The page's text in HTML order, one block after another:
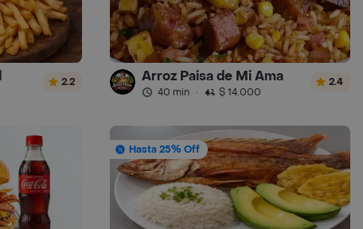
2.2 Arroz Paisa de Mi Ama
40 min · $ 14.000
2.4
Hasta 25% Off